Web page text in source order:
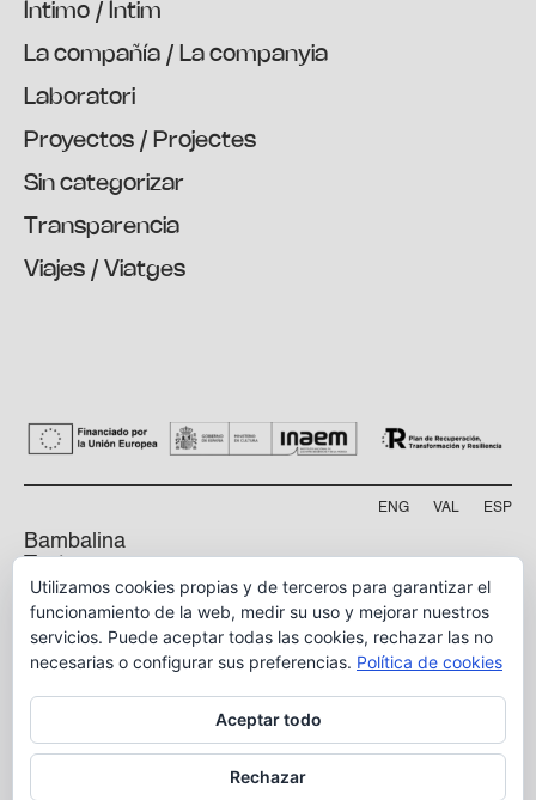
Íntimo / Íntim
La compañía / La companyia
Laboratori
Proyectos / Projectes
Sin categorizar
Transparencia
Viajes / Viatges
ENG VAL ESP
Bambalina
Teatre
Practicable
Calle Manyà, 5-bajo
46009, Valencia
info@bambalina.es
Tel (+34) 664 576 071
Utilizamos cookies propias y de terceros para garantizar el
funcionamiento de la web, medir su uso y mejorar nuestros
servicios. Puede aceptar todas las cookies, rechazar las no
necesarias o configurar sus preferencias. Política de cookies
Aceptar todo
Rechazar